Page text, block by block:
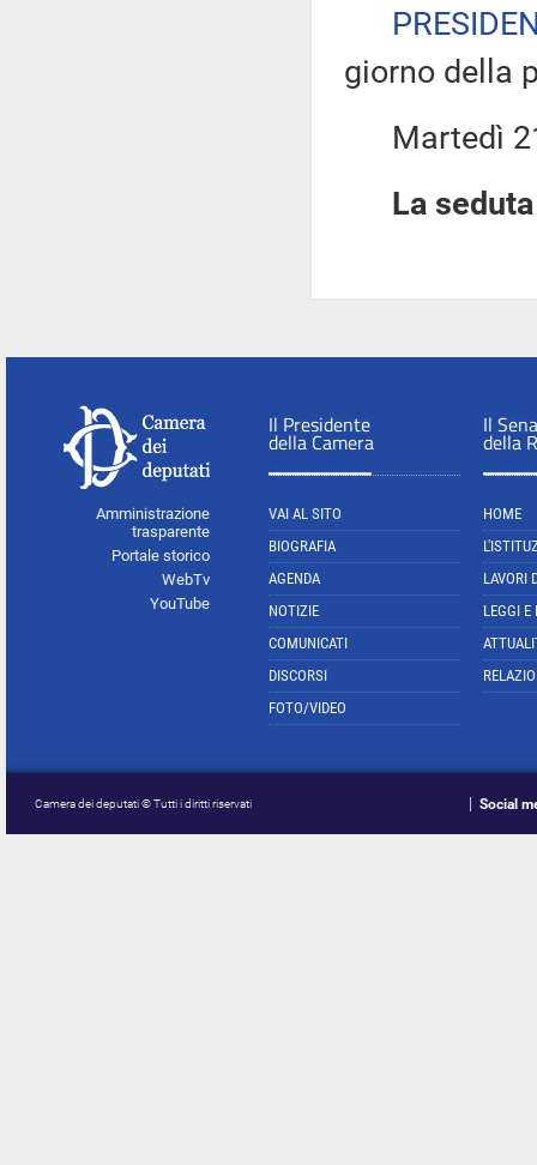
giorno della
Martedì 21
La
Amministrazione
trasparente
Portale storico
WebTv
YouTube
Il Presidente
della Camera
VAI AL SITO
BIOGRAFIA
AGENDA
NOTIZIE
COMUNICATI
DISCORSI
FOTO/VIDEO
Il
della
HOME
LAVORI
LEGGI E
Camera dei deputati © Tutti i diritti riservati Social